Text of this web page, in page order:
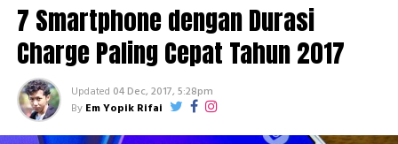
7 Smartphone dengan Durasi
Charge Paling Cepat Tahun 2017
Updated 04 Dec, 2017, 5:28pm
By Em Yopik Rifai